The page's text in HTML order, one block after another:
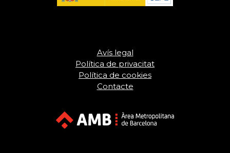
Avís legal
Política de privacitat
Política de cookies
Contacte